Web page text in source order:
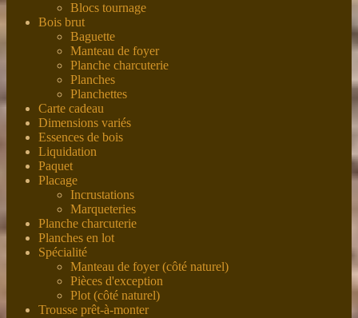
Blocs tournage
Bois brut
Baguette
Manteau de foyer
Planche charcuterie
Planches
Planchettes
Carte cadeau
Dimensions variés
Essences de bois
Liquidation
Paquet
Placage
Incrustations
Marqueteries
Planche charcuterie
Planches en lot
Spécialité
Manteau de foyer (côté naturel)
Pièces d'exception
Plot (côté naturel)
Trousse prêt-à-monter